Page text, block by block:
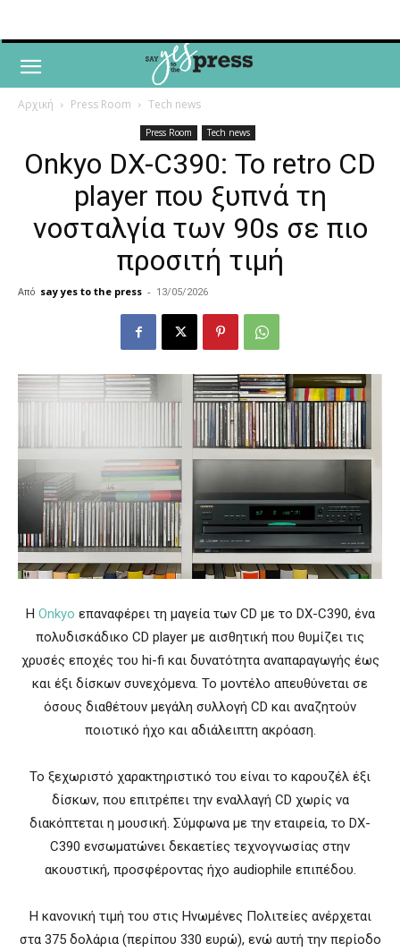
Αρχική Press Room Tech news
Press Room Tech news
Onkyo DX-C390: Το retro CD
player που ξυπνά τη
νοσταλγία των 90s σε πιο
προσιτή τιμή
Από say yes to the press - 13/05/2026
Η Onkyo επαναφέρει τη μαγεία των CD με το DX-C390, ένα
πολυδισκάδικο CD player με αισθητική που θυμίζει τις
χρυσές εποχές του hi-fi και δυνατότητα αναπαραγωγής έως
και έξι δίσκων συνεχόμενα. Το μοντέλο απευθύνεται σε
όσους διαθέτουν μεγάλη συλλογή CD και αναζητούν
ποιοτικό ήχο και αδιάλειπτη ακρόαση.
Το ξεχωριστό χαρακτηριστικό του είναι το καρουζέλ έξι
δίσκων, που επιτρέπει την εναλλαγή CD χωρίς να
διακόπτεται η μουσική. Σύμφωνα με την εταιρεία, το DX-
C390 ενσωματώνει δεκαετίες τεχνογνωσίας στην
ακουστική, προσφέροντας ήχο audiophile επιπέδου.
Η κανονική τιμή του στις Ηνωμένες Πολιτείες ανέρχεται
στα 375 δολάρια (περίπου 330 ευρώ), ενώ αυτή την περίοδο